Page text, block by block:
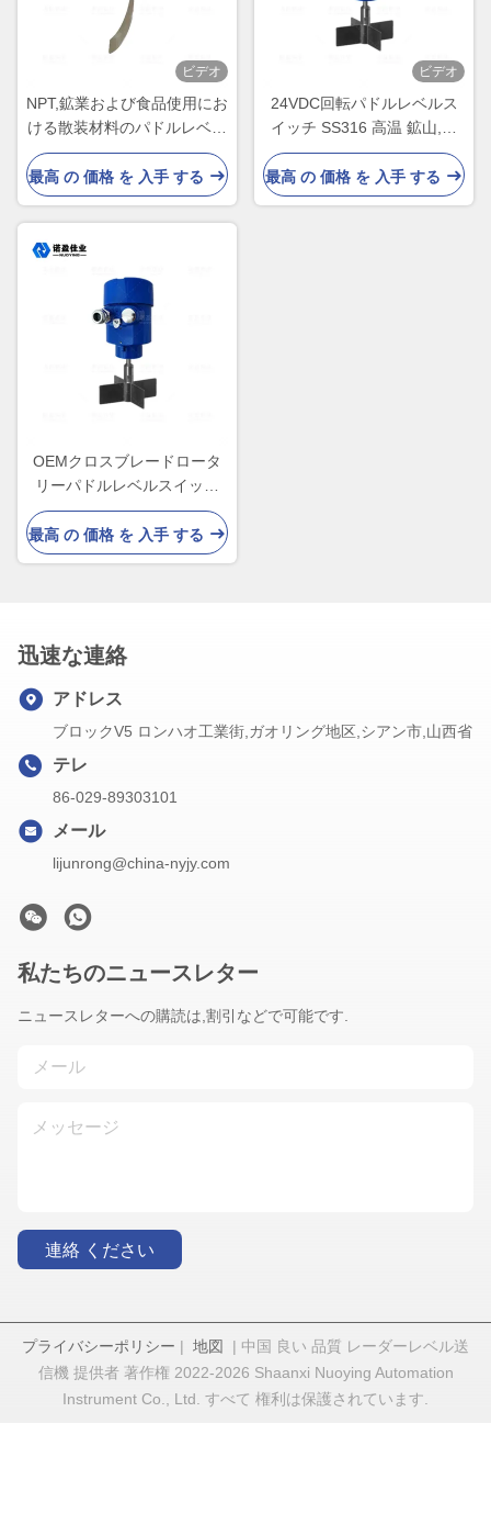
ビデオ
NPT,鉱業および食品使用にお
ける散装材料のパドルレベル
スイッチ, 1-1/4
最高 の 価格 を 入手 する
ビデオ
24VDC回転パドルレベルス
イッチ SS316 高温 鉱山,食
品・飲料,シロ,ホッパー用
最高 の 価格 を 入手 する
OEMクロスブレードロータ
リーパドルレベルスイッチ
250V5ASPDTフランジスレ
ッド
最高 の 価格 を 入手 する
迅速な連絡
アドレス
ブロックV5 ロンハオ工業街,ガオリング地区,シアン市,山西省
テレ
86-029-89303101
メール
lijunrong@china-nyjy.com
私たちのニュースレター
ニュースレターへの購読は,割引などで可能です.
連絡 ください
プライバシーポリシー | 地図
| 中国 良い 品質 レーダーレベル送
信機 提供者 著作権 2022-2026 Shaanxi Nuoying Automation
Instrument Co., Ltd. すべて 権利は保護されています.